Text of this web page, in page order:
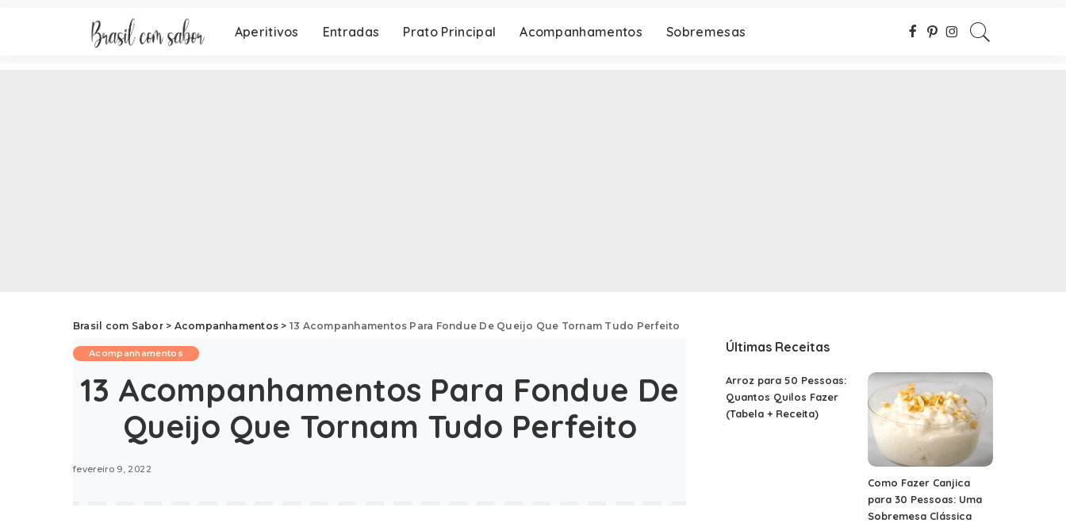
Aperitivos Entradas Prato Principal Acompanhamentos Sobremesas
Brasil com Sabor> Acompanhamentos > 13 Acompanhamentos Para Fondue De Queijo Que Tornam Tudo Perfeito
Acompanhamentos
13 Acompanhamentos Para Fondue De
Queijo Que Tornam Tudo Perfeito
fevereiro 9, 2022
Últimas Receitas
Arroz para 50 Pessoas:
Quantos Quilos Fazer
(Tabela + Receita)
Como Fazer Canjica
para 30 Pessoas: Uma
Sobremesa Clássica